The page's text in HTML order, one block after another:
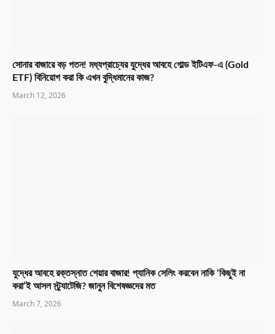
সোনার বাজারে বড় পতন! মধ্যপ্রাচ্যের যুদ্ধের আবহে গোল্ড ইটিএফ-এ (Gold
ETF) বিনিয়োগ করা কি এখন বুদ্ধিমানের কাজ?
March 12, 2026
যুদ্ধের আবহে রক্তস্নাত শেয়ার বাজার! প্যানিক সেলিং করবেন নাকি ‘কিছুই না
করা’ই আসল স্ট্র্যাটেজি? জানুন বিশেষজ্ঞদের মত
March 7, 2026